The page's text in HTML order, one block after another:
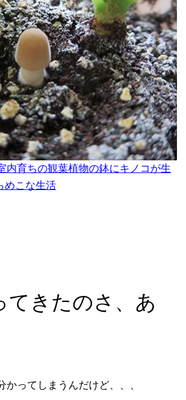
内育ちの観葉植物の鉢にキノコが生
めこな生活
てきたのさ、あ
かってしまうんだけど、、、